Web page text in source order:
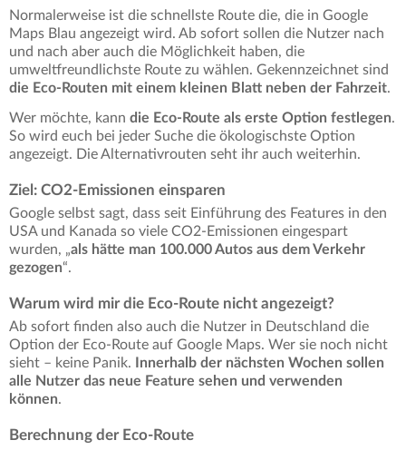
Normalerweise ist die schnellste Route die, die in Google
Maps Blau angezeigt wird. Ab sofort sollen die Nutzer nach
und nach aber auch die Möglichkeit haben, die
umweltfreundlichste Route zu wählen. Gekennzeichnet sind
die Eco-Routen mit einem kleinen Blatt neben der Fahrzeit.
Wer möchte, kann die Eco-Route als erste Option festlegen.
So wird euch bei jeder Suche die ökologischste Option
angezeigt. Die Alternativrouten seht ihr auch weiterhin.
Ziel: CO2-Emissionen einsparen
Google selbst sagt, dass seit Einführung des Features in den
USA und Kanada so viele CO2-Emissionen eingespart
wurden, „als hätte man 100.000 Autos aus dem Verkehr
gezogen“.
Warum wird mir die Eco-Route nicht angezeigt?
Ab sofort finden also auch die Nutzer in Deutschland die
Option der Eco-Route auf Google Maps. Wer sie noch nicht
sieht – keine Panik.
Innerhalb der nächsten Wochen sollen
alle Nutzer das neue Feature sehen und verwenden
können.
Berechnung der Eco-Route